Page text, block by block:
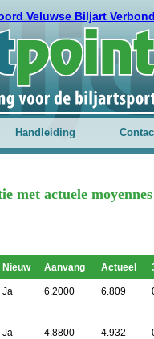
Veluwse Biljart
Handleiding
met actuele
Nieuw Aanvang Actueel
Ja 6.2000 6.809
Ja 4.8800 4.932